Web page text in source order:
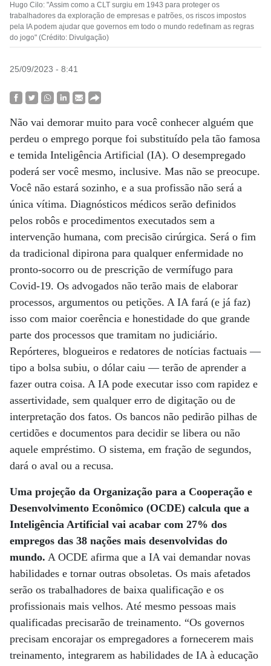
Hugo Cilo: "Assim como a CLT surgiu em 1943 para proteger os
trabalhadores da exploração de empresas e patrões, os riscos impostos
pela IA podem ajudar que governos em todo o mundo redefinam as regras
do jogo" (Crédito: Divulgação)
25/09/2023 - 8:41
Não vai demorar muito para você conhecer alguém que
perdeu o emprego porque foi substituído pela tão famosa
e temida Inteligência Artificial (IA). O desempregado
poderá ser você mesmo, inclusive. Mas não se preocupe.
Você não estará sozinho, e a sua profissão não será a
única vítima. Diagnósticos médicos serão definidos
pelos robôs e procedimentos executados sem a
intervenção humana, com precisão cirúrgica. Será o fim
da tradicional dipirona para qualquer enfermidade no
pronto-socorro ou de prescrição de vermífugo para
Covid-19. Os advogados não terão mais de elaborar
processos, argumentos ou petições. A IA fará (e já faz)
isso com maior coerência e honestidade do que grande
parte dos processos que tramitam no judiciário.
Repórteres, blogueiros e redatores de notícias factuais —
tipo a bolsa subiu, o dólar caiu ­— terão de aprender a
fazer outra coisa. A IA pode executar isso com rapidez e
assertividade, sem qualquer erro de digitação ou de
interpretação dos fatos. Os bancos não pedirão pilhas de
certidões e documentos para decidir se libera ou não
aquele empréstimo. O sistema, em fração de segundos,
dará o aval ou a recusa.
Uma projeção da Organização para a Cooperação e
Desenvolvimento Econômico (OCDE) calcula que a
Inteligência Artificial vai acabar com 27% dos
empregos das 38 nações mais desenvolvidas do
mundo. A OCDE afirma que a IA vai demandar novas
habilidades e tornar outras obsoletas. Os mais afetados
serão os trabalhadores de baixa qualificação e os
profissionais mais velhos. Até mesmo pessoas mais
qualificadas precisarão de treinamento. “Os governos
precisam encorajar os empregadores a fornecerem mais
treinamento, integrarem as habilidades de IA à educação